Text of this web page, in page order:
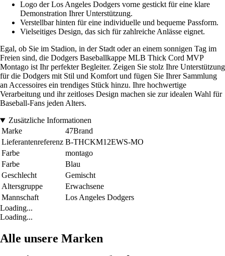
Logo der Los Angeles Dodgers vorne gestickt für eine klare
Demonstration Ihrer Unterstützung.
Verstellbar hinten für eine individuelle und bequeme Passform.
Vielseitiges Design, das sich für zahlreiche Anlässe eignet.
Egal, ob Sie im Stadion, in der Stadt oder an einem sonnigen Tag im
Freien sind, die Dodgers Baseballkappe MLB Thick Cord MVP
Montago ist Ihr perfekter Begleiter. Zeigen Sie stolz Ihre Unterstützung
für die Dodgers mit Stil und Komfort und fügen Sie Ihrer Sammlung
an Accessoires ein trendiges Stück hinzu. Ihre hochwertige
Verarbeitung und ihr zeitloses Design machen sie zur idealen Wahl für
Baseball-Fans jeden Alters.
Zusätzliche Informationen
Marke
47Brand
Lieferantenreferenz B-THCKM12EWS-MO
Farbe
montago
Farbe
Blau
Geschlecht
Gemischt
Altersgruppe
Erwachsene
Mannschaft
Los Angeles Dodgers
Loading...
Loading...
Alle unsere Marken